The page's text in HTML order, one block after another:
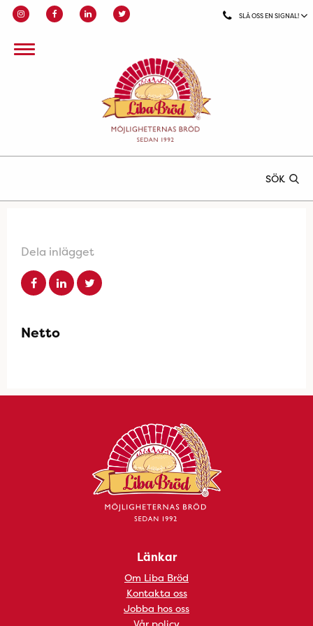
SLÅ OSS EN SIGNAL!
SÖK
Dela inlägget
Netto
Länkar
Om Liba Bröd
Kontakta oss
Jobba hos oss